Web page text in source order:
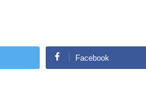
Facebook